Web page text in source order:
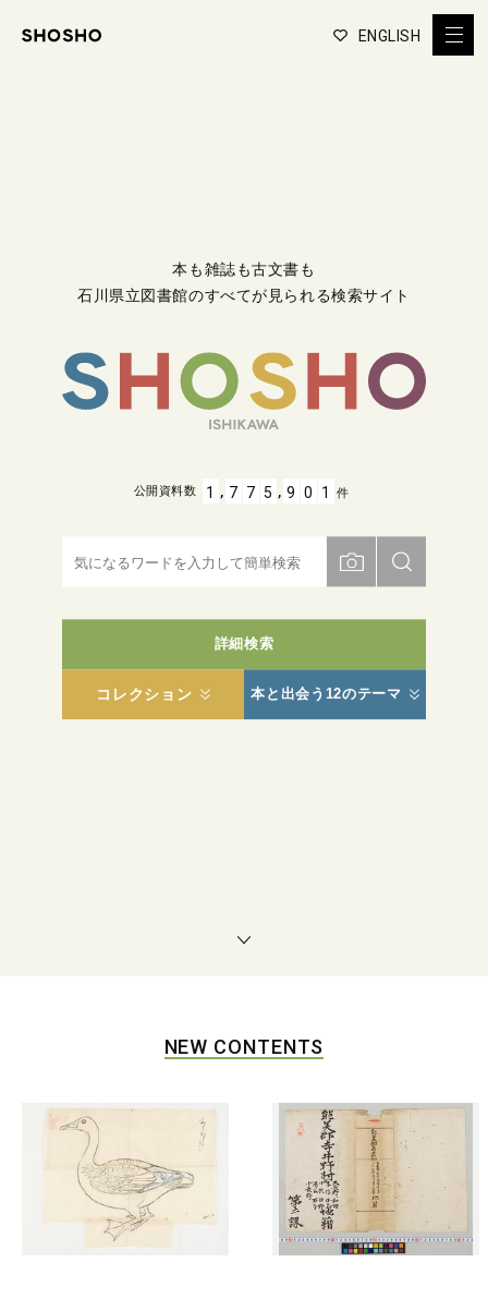
ENGLISH
本も雑誌も古文書も
石川県立図書館のすべてが見られる検索サイト
詳細検索
コレクション 本と出会う12のテーマ
公開資料数 1 , 7 7 5 , 9 0 1 件
NEW CONTENTS